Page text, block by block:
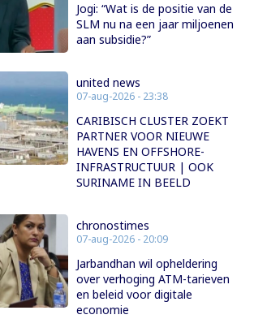
Jogi: “Wat is de positie van de
SLM nu na een jaar miljoenen
aan subsidie?”
united news
07-aug-2026 - 23:38
CARIBISCH CLUSTER ZOEKT
PARTNER VOOR NIEUWE
HAVENS EN OFFSHORE-
INFRASTRUCTUUR | OOK
SURINAME IN BEELD
chronostimes
07-aug-2026 - 20:09
Jarbandhan wil opheldering
over verhoging ATM-tarieven
en beleid voor digitale
economie